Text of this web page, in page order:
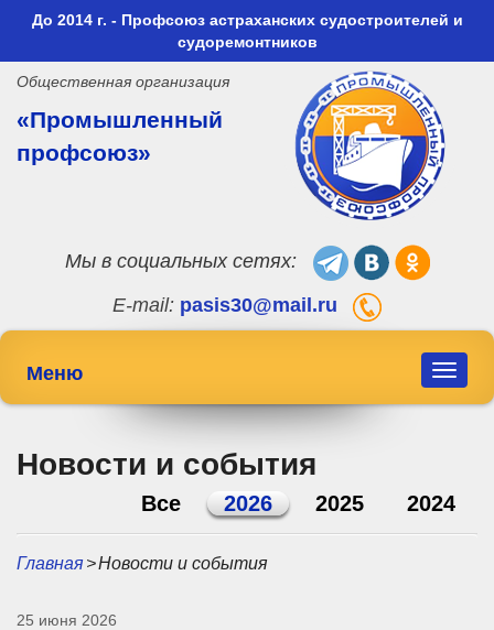
До 2014 г. - Профсоюз астраханских судостроителей и
судоремонтников
Общественная организация
«Промышленный
профсоюз»
Мы в социальных сетях:
E-mail: pasis30@mail.ru
Toggle
Меню
Новости и события
Все 2026 2025 2024
Главная>Новости и события
25 июня 2026